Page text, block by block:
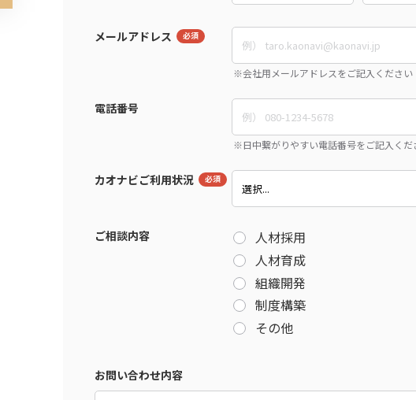
メールアドレス
電話番号
カオナビご利用状況
ご相談内容
人材採用
人材育成
組織開発
制度構築
その他
お問い合わせ内容